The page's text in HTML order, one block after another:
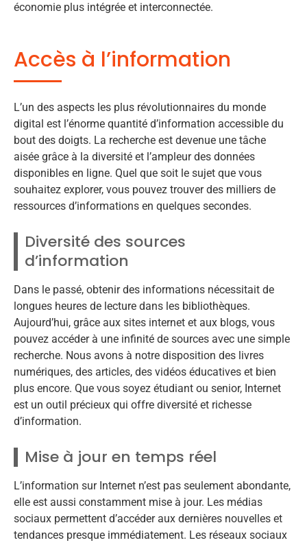
économie plus intégrée et interconnectée.
Accès à l’information
L’un des aspects les plus révolutionnaires du monde
digital est l’énorme quantité d’information accessible du
bout des doigts. La recherche est devenue une tâche
aisée grâce à la diversité et l’ampleur des données
disponibles en ligne. Quel que soit le sujet que vous
souhaitez explorer, vous pouvez trouver des milliers de
ressources d’informations en quelques secondes.
Diversité des sources
d’information
Dans le passé, obtenir des informations nécessitait de
longues heures de lecture dans les bibliothèques.
Aujourd’hui, grâce aux sites internet et aux blogs, vous
pouvez accéder à une infinité de sources avec une simple
recherche. Nous avons à notre disposition des livres
numériques, des articles, des vidéos éducatives et bien
plus encore. Que vous soyez étudiant ou senior, Internet
est un outil précieux qui offre diversité et richesse
d’information.
Mise à jour en temps réel
L’information sur Internet n’est pas seulement abondante,
elle est aussi constamment mise à jour. Les médias
sociaux permettent d’accéder aux dernières nouvelles et
tendances presque immédiatement. Les réseaux sociaux